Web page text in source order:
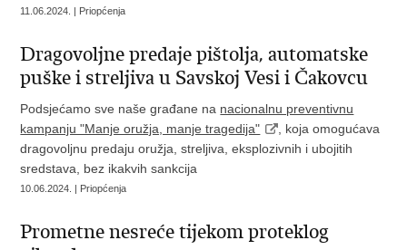
11.06.2024. | Priopćenja
Dragovoljne predaje pištolja, automatske
puške i streljiva u Savskoj Vesi i Čakovcu
Podsjećamo sve naše građane na nacionalnu preventivnu
kampanju "Manje oružja, manje tragedija"
, koja omogućava
dragovoljnu predaju oružja, streljiva, eksplozivnih i ubojitih
sredstava, bez ikakvih sankcija
10.06.2024. | Priopćenja
Prometne nesreće tijekom proteklog